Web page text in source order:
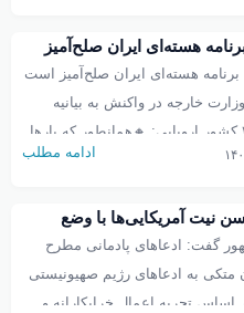
در جنگ با غزه اعلام کرده است.
آمریکایی به گفته یک مقام ارشد
اسرائیل […]
هسته‌ای ایران صلح‌آمیز
برنامه هسته‌ای ایران صلح‌آمیز است
خارجه در واکنش به بیانیه
آمریکا و ۳ کشور اروپایی: 🔸همانطور که بارها
است، برنامه هسته‌ای ایران همواره
که خود مسئول شرایط فعلی
هسته ای ایران هستند، با قلب
[…]
ادامه مطلب
نیت آمریکایی‌ها با وضع
جدید سازگار نیست
گفت: ادعاهای پادمانی مطرح
متکی به ادعاهای رژیم صهیونیستی
اساس تجربه اعمال خرابکارانه و